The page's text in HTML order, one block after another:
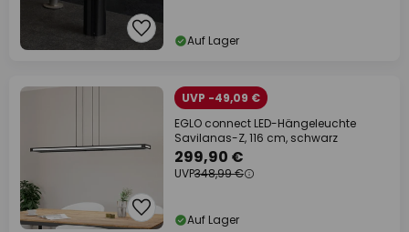
Auf Lager
UVP -49,09 €
EGLO connect LED-Hängeleuchte
Savilanas-Z, 116 cm, schwarz
299,90 €
UVP348,99 €
Auf Lager